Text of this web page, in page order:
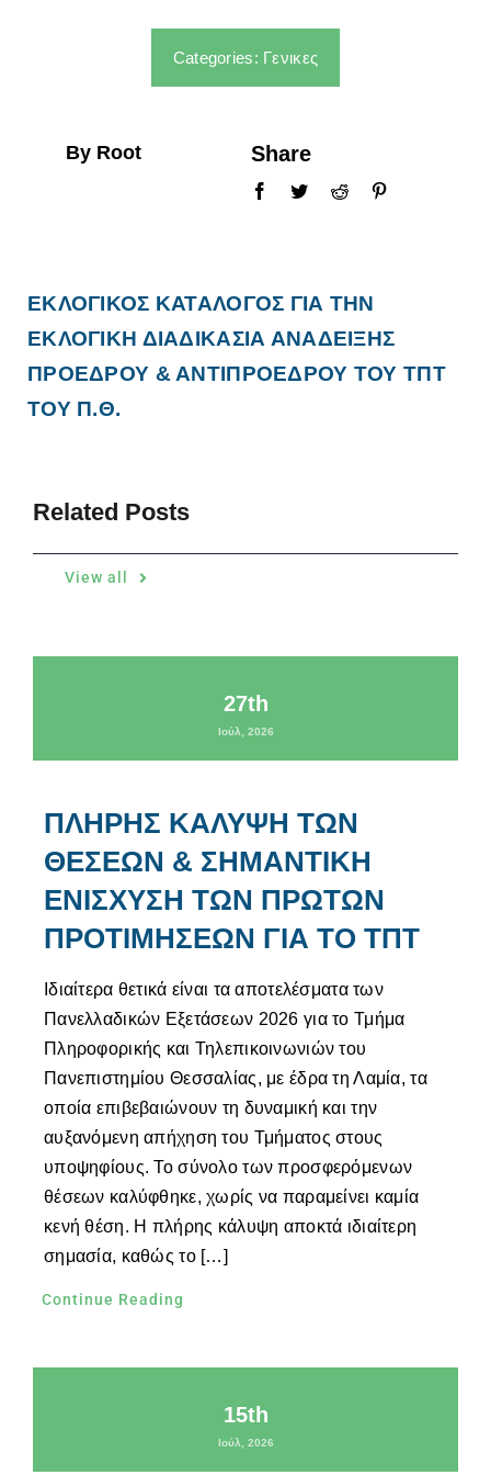
ΑΝΘΡΩΠΙΝΟ ΔΥΝΑΜΙΚΟ
Categories: Γενικες
By Root Share
ΕΚΛΟΓΙΚΟΣ ΚΑΤΑΛΟΓΟΣ ΓΙΑ ΤΗΝ
ΕΚΛΟΓΙΚΗ ΔΙΑΔΙΚΑΣΙΑ ΑΝΑΔΕΙΞΗΣ
ΠΡΟΕΔΡΟΥ & ΑΝΤΙΠΡΟΕΔΡΟΥ ΤΟΥ ΤΠΤ
ΤΟΥ Π.Θ.
Related Posts
View all
27th
Ιούλ, 2026
ΠΛΗΡΗΣ ΚΑΛΥΨΗ ΤΩΝ
ΘΕΣΕΩΝ & ΣΗΜΑΝΤΙΚΗ
ΕΝΙΣΧΥΣΗ ΤΩΝ ΠΡΩΤΩΝ
ΠΡΟΤΙΜΗΣΕΩΝ ΓΙΑ ΤΟ ΤΠΤ
Ιδιαίτερα θετικά είναι τα αποτελέσματα των
Πανελλαδικών Εξετάσεων 2026 για το Τμήμα
Πληροφορικής και Τηλεπικοινωνιών του
Πανεπιστημίου Θεσσαλίας, με έδρα τη Λαμία, τα
οποία επιβεβαιώνουν τη δυναμική και την
αυξανόμενη απήχηση του Τμήματος στους
υποψηφίους. Το σύνολο των προσφερόμενων
θέσεων καλύφθηκε, χωρίς να παραμείνει καμία
κενή θέση. Η πλήρης κάλυψη αποκτά ιδιαίτερη
σημασία, καθώς το […]
Continue Reading
15th
Ιούλ, 2026